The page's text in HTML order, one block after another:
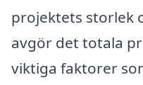
projektets storlek
avgör det totala
viktiga faktorer